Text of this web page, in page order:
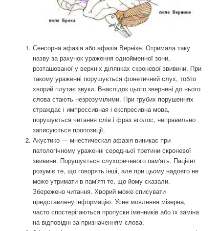
Сенсорна афазія або афазія Верніке. Отримала таку
назву за рахунок ураження однойменної зони,
розташованої у верхніх ділянках скроневої звивини. При
такому ураженні порушується фонетичний слух, тобто
хворий плутає звуки. Внаслідок цього звернені до нього
слова стають незрозумілими. При грубих порушеннях
страждає і импрессивная і експресивна мова,
порушується читання слів і фраз вголос, неправильно
записуються пропозиції.
Акустико — мнестическая афазія виникає при
патологічному ураженні середньої третини скроневої
звивини. Порушується слухоречевого пам'ять. Пацієнт
розуміє те, що говорять інші, але при цьому надовго не
може утримати в пам'яті те, що йому сказали.
Збережено читання. Хворий може списувати
представлену інформацію. Усне мовлення мізерна,
часто спостерігаються пропуски іменників або їх заміна
на відповідні за призначенням слова.